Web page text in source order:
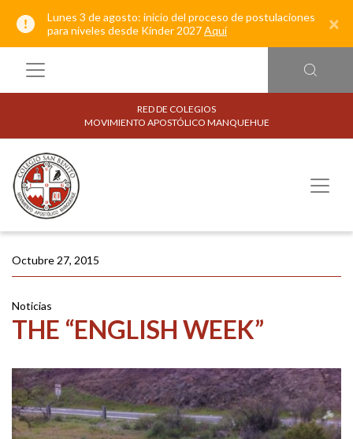
Lunes 3 de agosto: inicio del proceso de postulaciones
para niveles desde Kínder 2027Aquí ×
RED DE COLEGIOS
MOVIMIENTO APOSTÓLICO MANQUEHUE
Octubre 27, 2015
Noticias
THE “ENGLISH WEEK”